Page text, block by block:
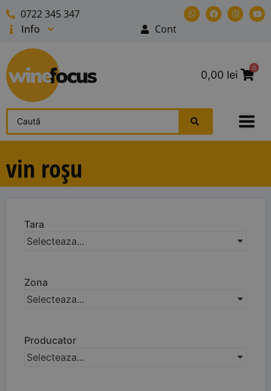
0722 345 347
Info
Cont
0,00 lei
0
vin roșu
Tara
Selecteaza...
Zona
Selecteaza...
Producator
Selecteaza...